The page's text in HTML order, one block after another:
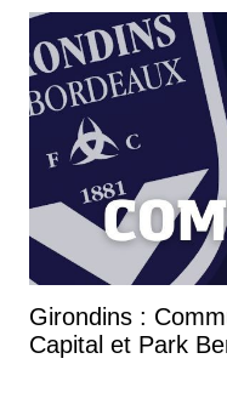
Girondins :
Capital et Park